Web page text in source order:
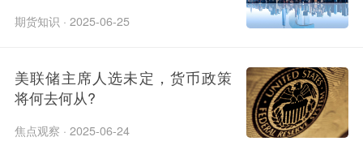
期货知识 · 2025-06-25
美联储主席人选未定，货币政策
将何去何从?
焦点观察 · 2025-06-24